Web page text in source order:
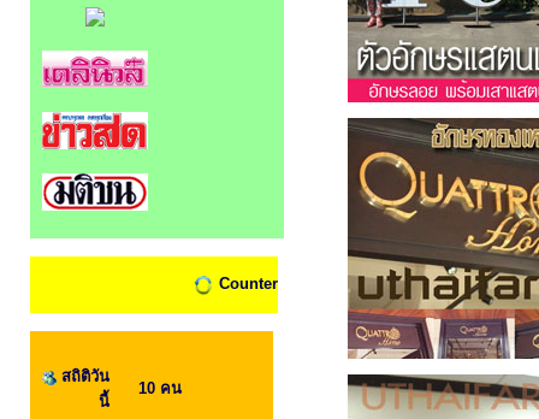
Counter
สถิติวัน
นี้
10 คน